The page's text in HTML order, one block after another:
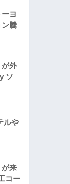
ヨ
騰
外
ソ
ルや
来
コー